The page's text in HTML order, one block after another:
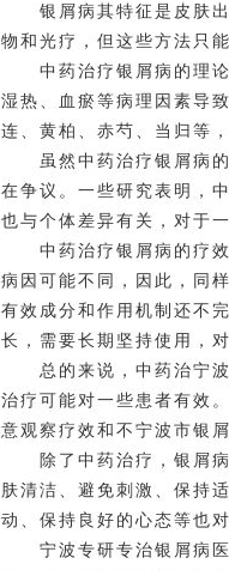
银屑病其特征是皮肤出
物和光疗，但这些方法只
中药治疗银屑病的理论
湿热、血瘀等病理因素导
连、黄柏、赤芍、当归等
虽然中药治疗银屑病的
在争议。一些研究表明，
也与个体差异有关，对于
中药治疗银屑病的疗效
病因可能不同，因此，同
有效成分和作用机制还不
长，需要长期坚持使用，
总的来说，中药治宁
治疗可能对一些患者有效
意观察疗效和不宁波市银
除了中药治疗，银屑病
肤清洁、避免刺激、保持
动、保持良好的心态等也
宁波专研专治银屑病医